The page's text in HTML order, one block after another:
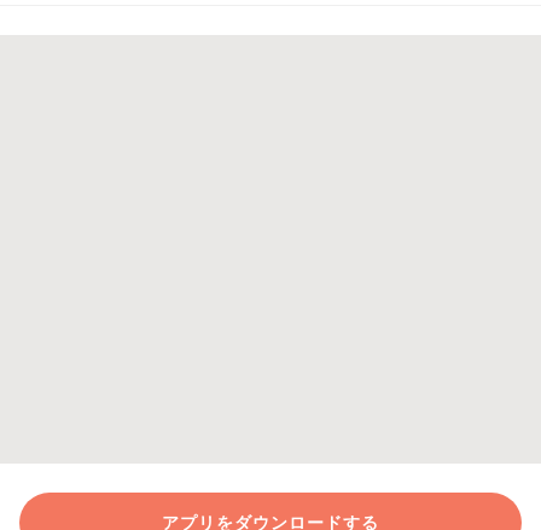
アプリをダウンロードする